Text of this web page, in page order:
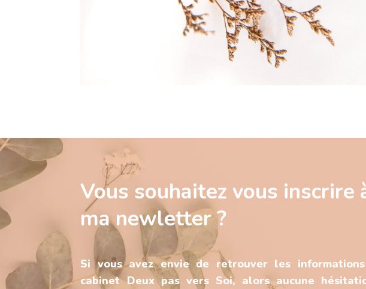
Vous souhaitez vous inscrire
ma newletter ?
Si vous avez envie de retrouver les
cabinet Deux pas vers Soi, alors aucune